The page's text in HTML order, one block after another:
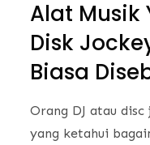
Alat Musik
Disk
Biasa
Orang DJ atau
yang ketahui